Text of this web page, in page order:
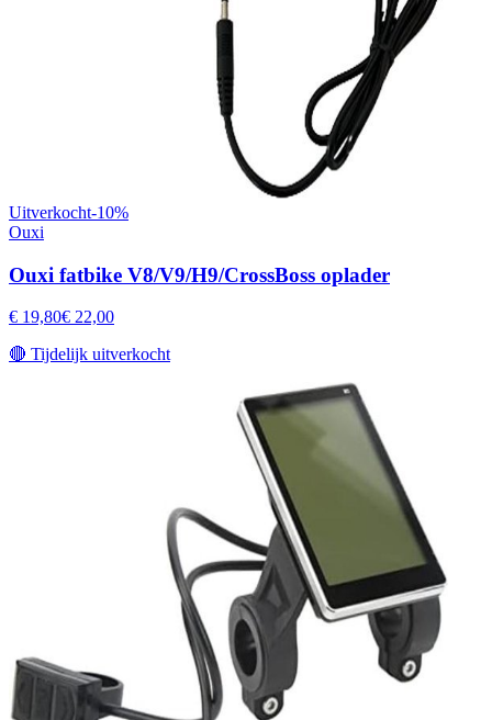
Uitverkocht-10%
Ouxi
Ouxi fatbike V8/V9/H9/CrossBoss oplader
€ 19,80€ 22,00
🔴 Tijdelijk uitverkocht